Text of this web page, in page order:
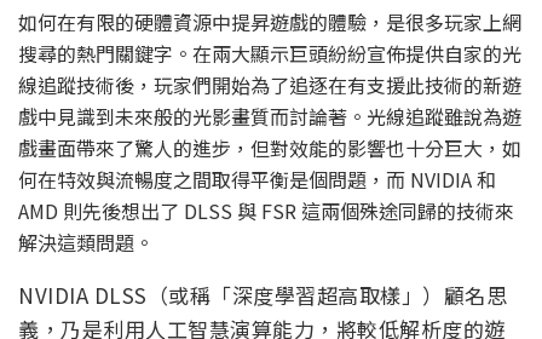
如何在有限的硬體資源中提昇遊戲的體驗，是很多玩家上網
搜尋的熱門關鍵字。在兩大顯示巨頭紛紛宣佈提供自家的光
線追蹤技術後，玩家們開始為了追逐在有支援此技術的新遊
戲中見識到未來般的光影畫質而討論著。光線追蹤雖說為遊
戲畫面帶來了驚人的進步，但對效能的影響也十分巨大，如
何在特效與流暢度之間取得平衡是個問題，而 NVIDIA 和
AMD 則先後想出了 DLSS 與 FSR 這兩個殊途同歸的技術來
解決這類問題。
NVIDIA DLSS（或稱「深度學習超高取樣」）顧名思
義，乃是利用人工智慧演算能力，將較低解析度的遊